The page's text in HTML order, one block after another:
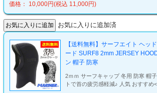
価格： 10,000円(税込 11,000円)
お気に入りに追加済
【送料無料】サーフエイト ヘッ
ード SURF8 2mm JERSEY
ン 帽子 防寒
2ｍｍ サーフキャップ 冬用 防寒 帽
トで首の疲労感軽減♪ 人気 おすすめ